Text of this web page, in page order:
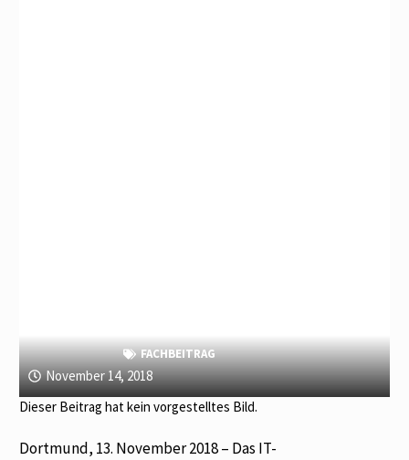
FACHBEITRAG
November 14, 2018
Dieser Beitrag hat kein vorgestelltes Bild.
Dortmund, 13. November 2018 – Das IT-